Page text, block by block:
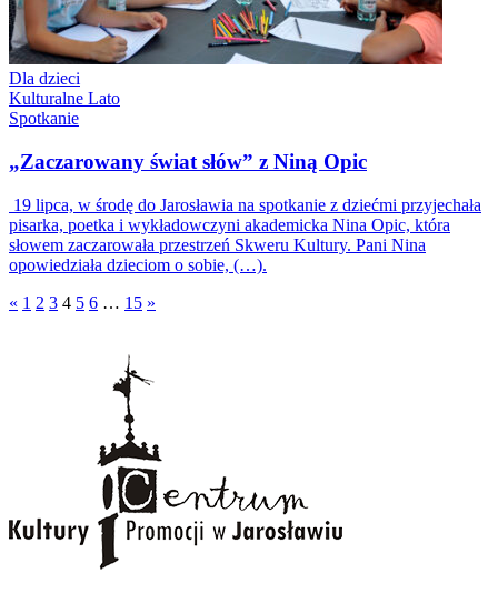
Dla dzieci
Kulturalne Lato
Spotkanie
„Zaczarowany świat słów” z Niną Opic
19 lipca, w środę do Jarosławia na spotkanie z dziećmi przyjechała
pisarka, poetka i wykładowczyni akademicka Nina Opic, która
słowem zaczarowała przestrzeń Skweru Kultury. Pani Nina
opowiedziała dzieciom o sobie, (…).
« 1 2 3 4 5 6 … 15 »